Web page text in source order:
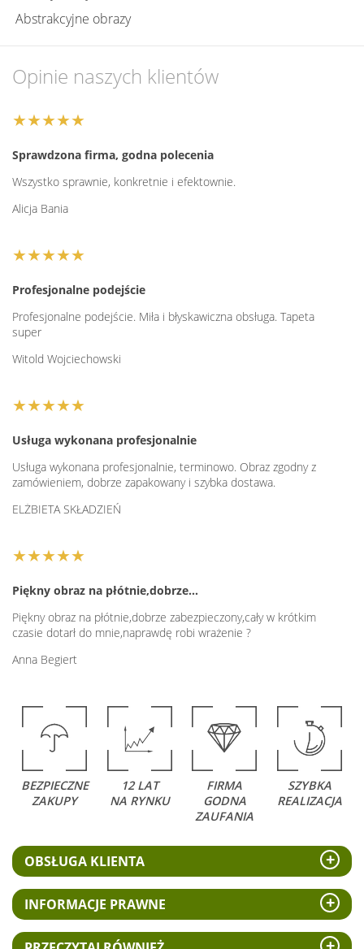
Abstrakcyjne obrazy
Opinie naszych klientów
★★★★★
Sprawdzona firma, godna polecenia
Wszystko sprawnie, konkretnie i efektownie.
Alicja Bania
★★★★★
Profesjonalne podejście
Profesjonalne podejście. Miła i błyskawiczna obsługa. Tapeta
super
Witold Wojciechowski
★★★★★
Usługa wykonana profesjonalnie
Usługa wykonana profesjonalnie, terminowo. Obraz zgodny z
zamówieniem, dobrze zapakowany i szybka dostawa.
ELŻBIETA SKŁADZIEŃ
★★★★★
Piękny obraz na płótnie,dobrze…
Piękny obraz na płótnie,dobrze zabezpieczony,cały w krótkim
czasie dotarł do mnie,naprawdę robi wrażenie ?
Anna Begiert
BEZPIECZNE
ZAKUPY
12 LAT
NA RYNKU
FIRMA
GODNA
ZAUFANIA
SZYBKA
REALIZACJA
OBSŁUGA KLIENTA
INFORMACJE PRAWNE